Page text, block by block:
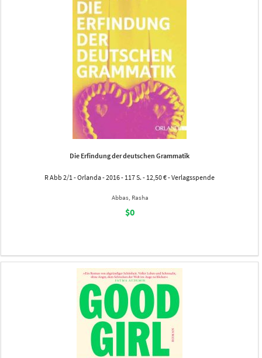
Die Erfindung der deutschen Grammatik
R Abb 2/1 - Orlanda - 2016 - 117 S. - 12,50 € - Verlagsspende
Abbas, Rasha
$0